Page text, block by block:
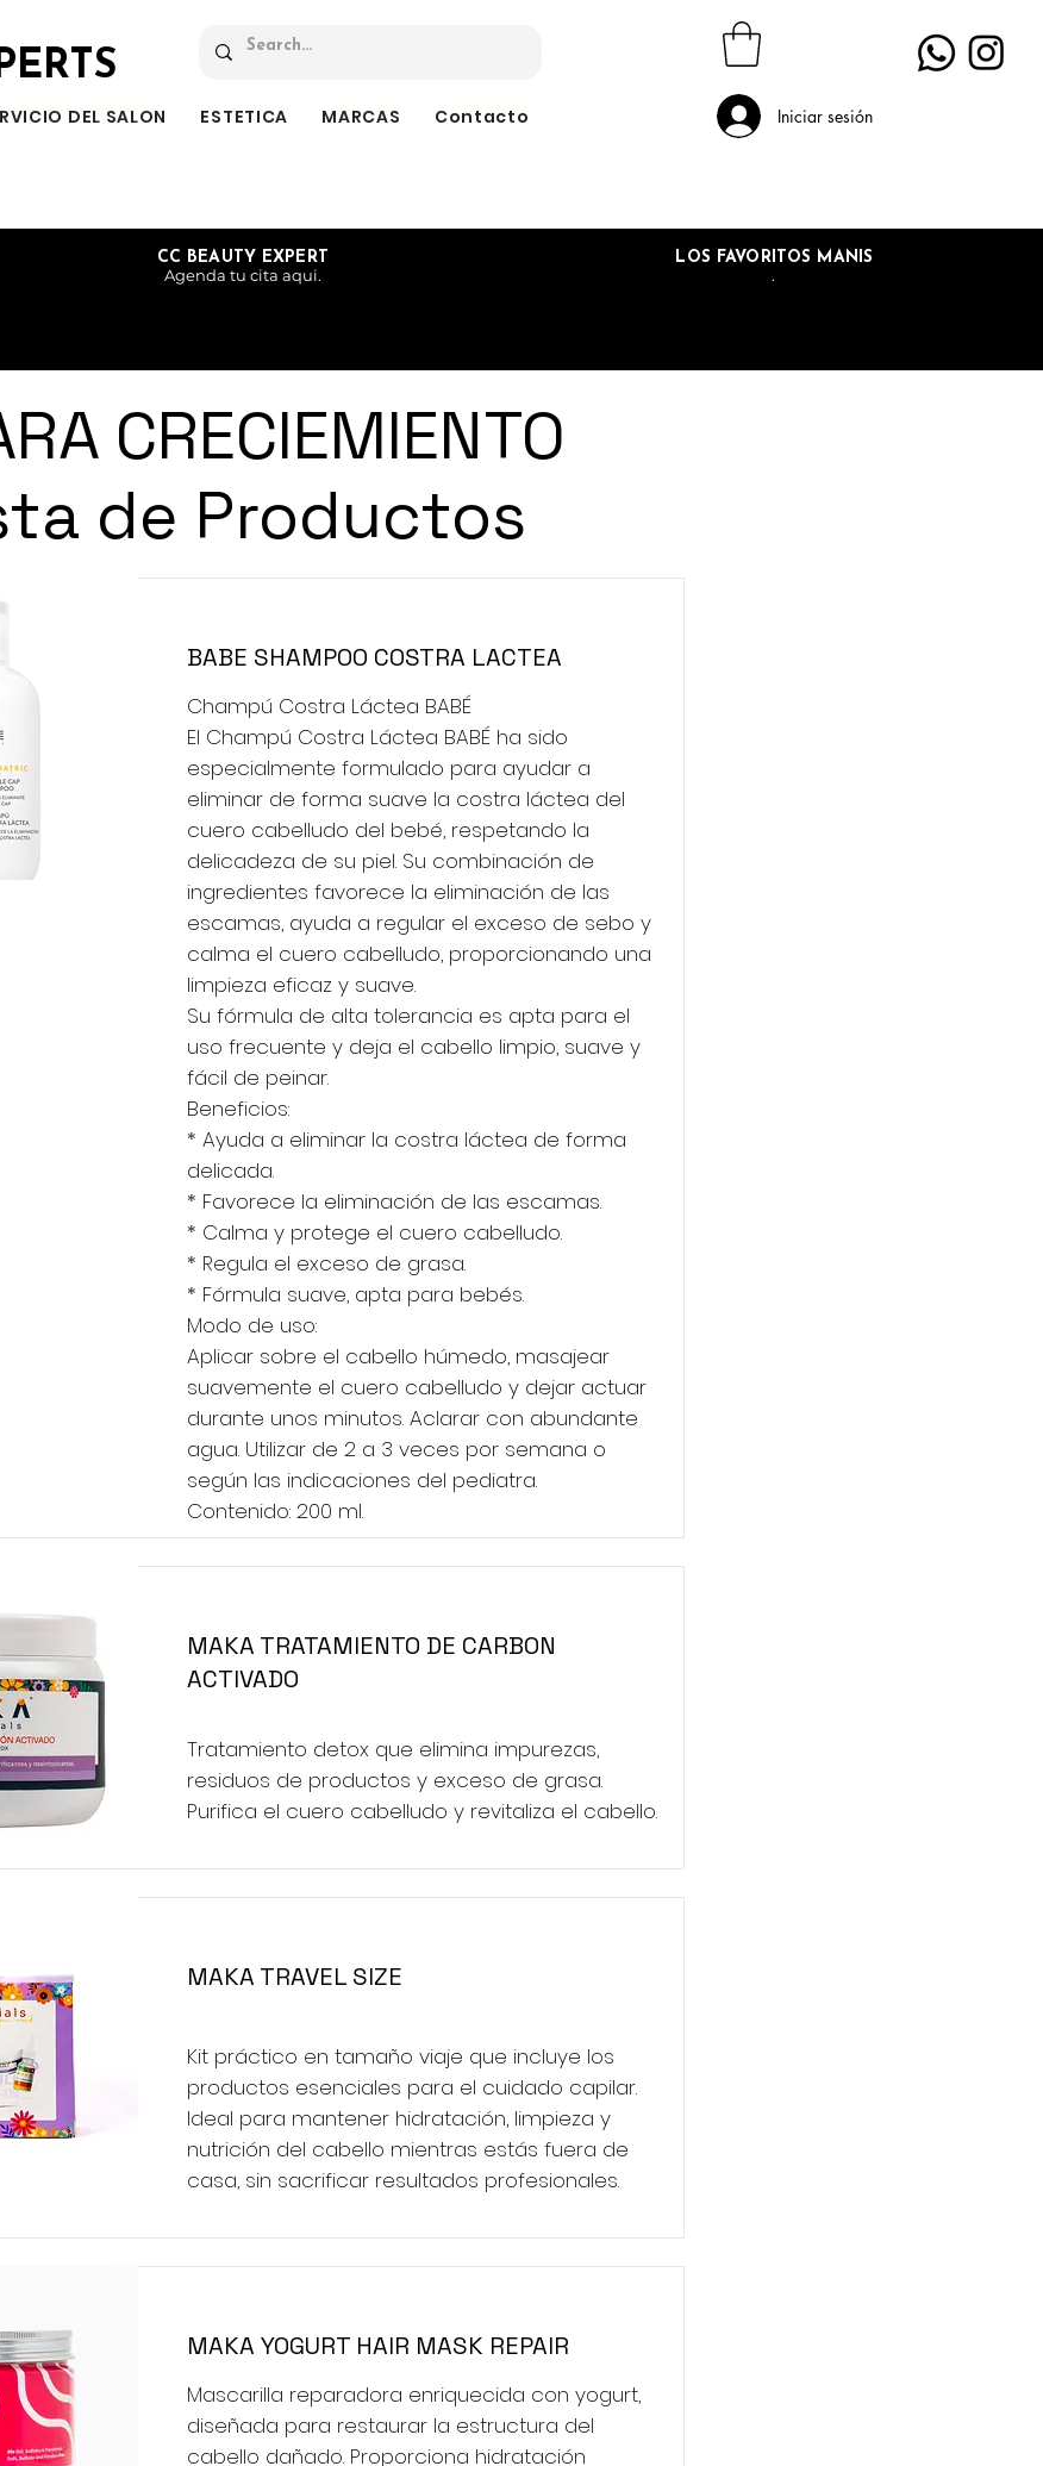
DEL SALON ESTETICA MARCAS Contacto Iniciar sesión
CC BEAUTY EXPERT
Agenda tu cita aqui.
LOS FAVORITOS MANIS
.
de Productos
CRECIEMIENTO
BABE SHAMPOO COSTRA LACTEA
Champú Costra Láctea BABÉ
El Champú Costra Láctea BABÉ ha sido
especialmente formulado para ayudar a
eliminar de forma suave la costra láctea del
cuero cabelludo del bebé, respetando la
delicadeza de su piel. Su combinación de
ingredientes favorece la eliminación de las
escamas, ayuda a regular el exceso de sebo y
calma el cuero cabelludo, proporcionando una
limpieza eficaz y suave.
Su fórmula de alta tolerancia es apta para el
uso frecuente y deja el cabello limpio, suave y
fácil de peinar.
Beneficios:
* Ayuda a eliminar la costra láctea de forma
delicada.
* Favorece la eliminación de las escamas.
* Calma y protege el cuero cabelludo.
* Regula el exceso de grasa.
* Fórmula suave, apta para bebés.
Modo de uso:
Aplicar sobre el cabello húmedo, masajear
suavemente el cuero cabelludo y dejar actuar
durante unos minutos. Aclarar con abundante
agua. Utilizar de 2 a 3 veces por semana o
según las indicaciones del pediatra.
Contenido: 200 ml.
MAKA TRATAMIENTO DE CARBON
ACTIVADO
Tratamiento detox que elimina impurezas,
residuos de productos y exceso de grasa.
Purifica el cuero cabelludo y revitaliza el cabello.
MAKA TRAVEL SIZE
Kit práctico en tamaño viaje que incluye los
productos esenciales para el cuidado capilar.
Ideal para mantener hidratación, limpieza y
nutrición del cabello mientras estás fuera de
casa, sin sacrificar resultados profesionales.
MAKA YOGURT HAIR MASK REPAIR
Mascarilla reparadora enriquecida con yogurt,
diseñada para restaurar la estructura del
cabello dañado. Proporciona hidratación